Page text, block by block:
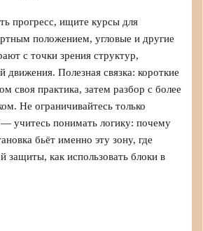
прогресс, ищите курсы для
положением, угловые и другие
с точки зрения структур,
движения. Полезная связка: короткие
своя практика, затем разбор с более
Не ограничивайтесь только
учитесь понимать логику: почему
бьёт именно эту зону, где
защиты, как использовать блоки в